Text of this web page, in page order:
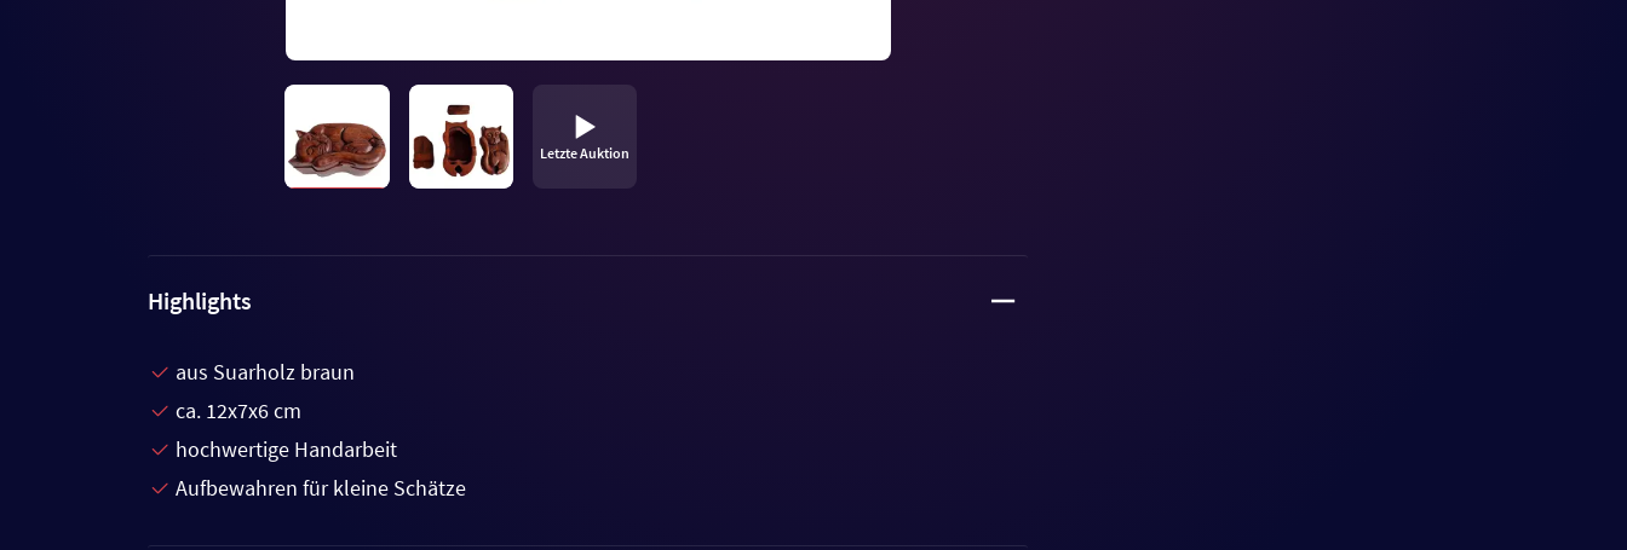
Letzte Auktion
Highlights
aus Suarholz braun
ca. 12x7x6 cm
hochwertige Handarbeit
Aufbewahren für kleine Schätze